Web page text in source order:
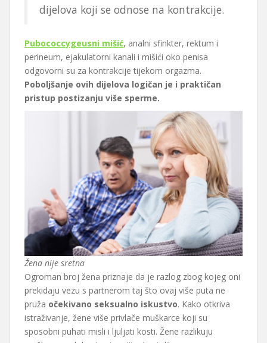
dijelova koji se odnose na kontrakcije.
Pubococcygeusni mišić, analni sfinkter, rektum i
perineum, ejakulatorni kanali i mišići oko penisa
odgovorni su za kontrakcije tijekom orgazma.
Poboljšanje ovih dijelova logičan je i praktičan
pristup postizanju više sperme.
Žena nije sretna
Ogroman broj žena priznaje da je razlog zbog kojeg oni
prekidaju vezu s partnerom taj što ovaj više puta ne
pruža očekivano seksualno iskustvo. Kako otkriva
istraživanje, žene više privlače muškarce koji su
sposobni puhati misli i ljuljati kosti. Žene razlikuju